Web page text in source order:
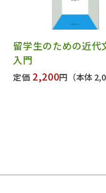
留学生のための近代
入門
定価 2,200円 （本体